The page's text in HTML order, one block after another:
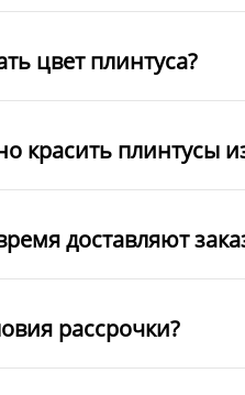
цвет плинтуса?
красить плинтусы
доставляют
рассрочки?